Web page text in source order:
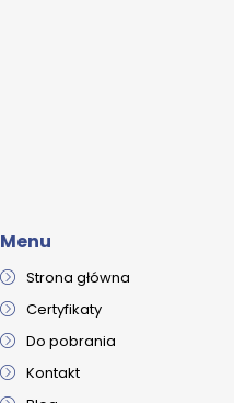
Menu
Strona główna
Certyfikaty
Do pobrania
Kontakt